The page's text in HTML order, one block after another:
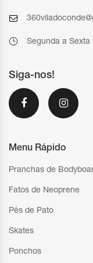
Segunda a
Siga-nos!
Menu Rápido
Pranchas de
Fatos de Neoprene
Pés de Pato
Skates
Ponchos